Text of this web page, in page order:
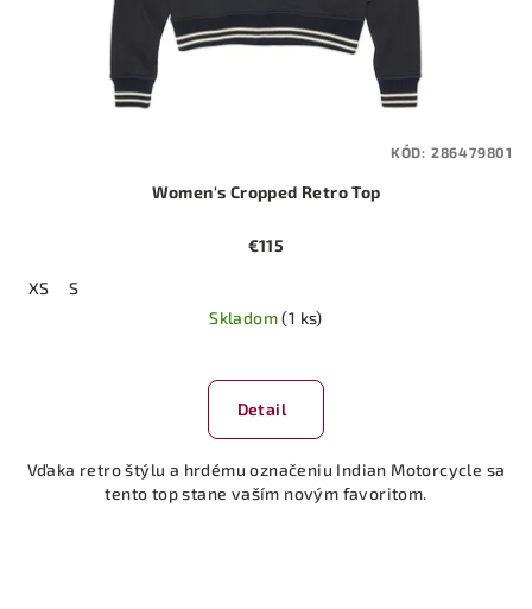
Women's Cropped Retro Top
€115
XS
S
Skladom(1 ks)
Detail
Vďaka retro štýlu a hrdému označeniu Indian Motorcycle sa
tento top stane vaším novým favoritom.
KÓD: 286479801